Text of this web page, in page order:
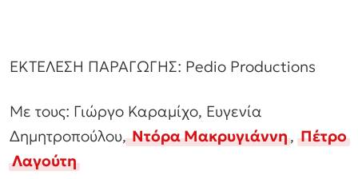
ΕΚΤΕΛΕΣΗ ΠΑΡΑΓΩΓΗΣ: Pedio Productions
Με τους: Γιώργο Καραμίχο, Ευγενία
Δημητροπούλου,Ντόρα Μακρυγιάννη,Πέτρο
Λαγούτη